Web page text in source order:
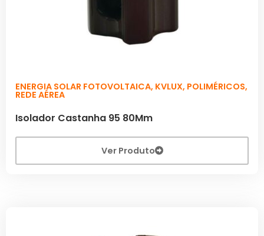
ENERGIA SOLAR FOTOVOLTAICA, KVLUX, POLIMÉRICOS,
REDE AÉREA
Isolador Castanha 95 80Mm
Ver Produto